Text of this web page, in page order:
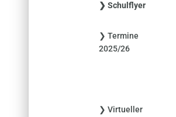
n
a
c
❯ Schulflyer
❯ Termine
2025/26
❯ Virtueller